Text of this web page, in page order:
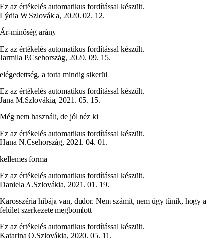
Ez az értékelés automatikus fordítással készült.
Lýdia W.Szlovákia, 2020. 02. 12.
Ár-minőség arány
Ez az értékelés automatikus fordítással készült.
Jarmila P.Csehország, 2020. 09. 15.
elégedettség, a torta mindig sikerül
Ez az értékelés automatikus fordítással készült.
Jana M.Szlovákia, 2021. 05. 15.
Még nem használt, de jól néz ki
Ez az értékelés automatikus fordítással készült.
Hana N.Csehország, 2021. 04. 01.
kellemes forma
Ez az értékelés automatikus fordítással készült.
Daniela A.Szlovákia, 2021. 01. 19.
Karosszéria hibája van, dudor. Nem számít, nem úgy tűnik, hogy a
felület szerkezete megbomlott
Ez az értékelés automatikus fordítással készült.
Katarina O.Szlovákia, 2020. 05. 11.